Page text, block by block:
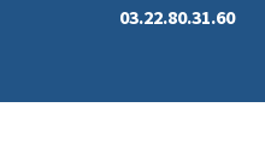
03.22.80.31.60